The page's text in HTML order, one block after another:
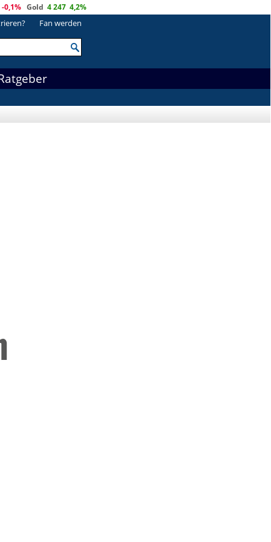
-0,1% Gold 4 247 4,2%
Fan werden